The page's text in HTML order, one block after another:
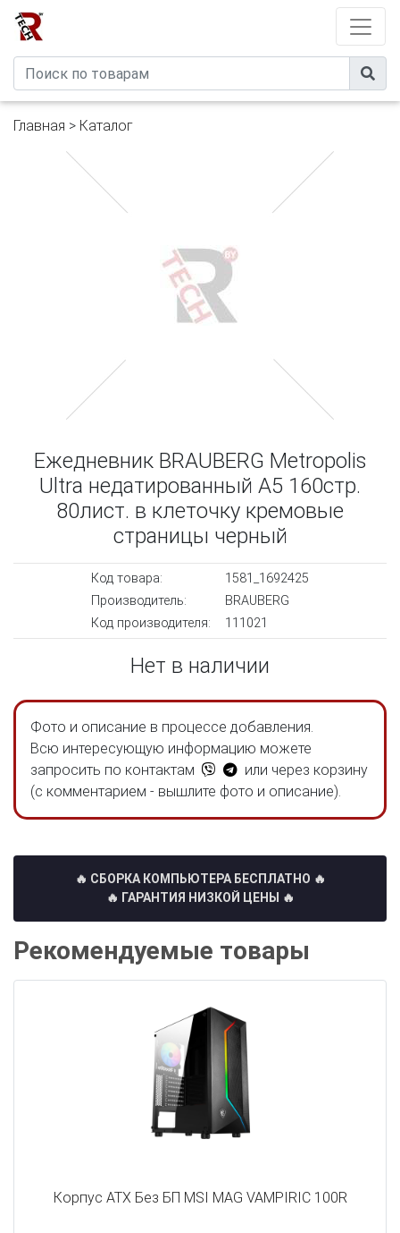
Главная > Каталог
Ежедневник BRAUBERG Metropolis
Ultra недатированный A5 160стр.
80лист. в клеточку кремовые
страницы черный
Код товара:
1581_1692425
Производитель:
BRAUBERG
Код производителя:
111021
Нет в наличии
Фото и описание в процессе добавления.
Всю интересующую информацию можете
запросить по контактам
или через корзину
(с комментарием - вышлите фото и описание).
🔥 СБОРКА КОМПЬЮТЕРА БЕСПЛАТНО 🔥
🔥 ГАРАНТИЯ НИЗКОЙ ЦЕНЫ 🔥
Рекомендуемые товары
Корпус ATX Без БП MSI MAG VAMPIRIC 100R